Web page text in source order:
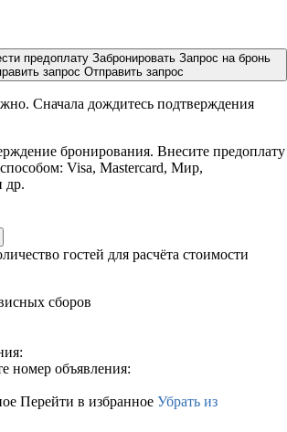
предоплату Забронировать Запрос на бронь
запрос Отправить запрос
Сначала дождитесь подтверждения
бронирования. Внесите предоплату
Visa, Mastercard, Мир,
др.
гостей для расчёта стоимости
сборов
номер объявления:
Перейти в избранное Убрать из